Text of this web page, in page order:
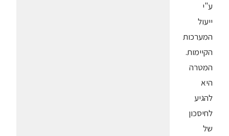
ע"י
ייעול
המערכות
הקיימות.
המטרה
היא
להגיע
לחיסכון
של